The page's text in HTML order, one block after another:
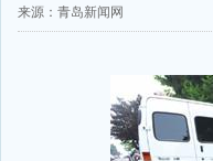
来源：青岛新闻网